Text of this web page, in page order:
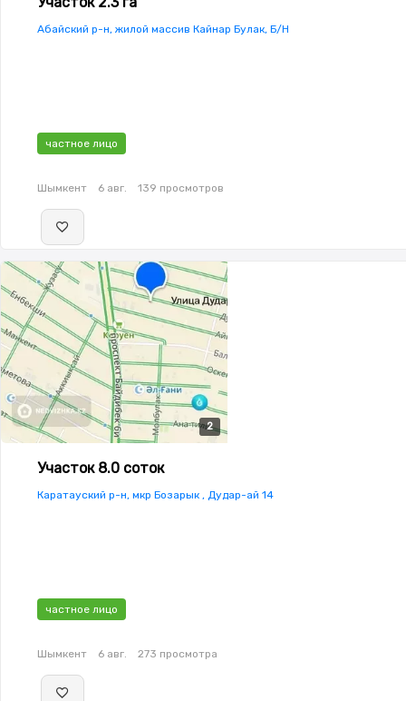
Абайский р-н, жилой массив Кайнар Булак, Б/Н
частное лицо
Шымкент 6 авг. 139 просмотров
2
2
Участок 8.0 соток
Каратауский р-н, мкр Бозарык , Дудар-ай 14
частное лицо
Шымкент 6 авг. 273 просмотра